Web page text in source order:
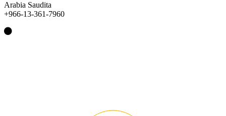
Arabia Saudita
+966-13-361-7960